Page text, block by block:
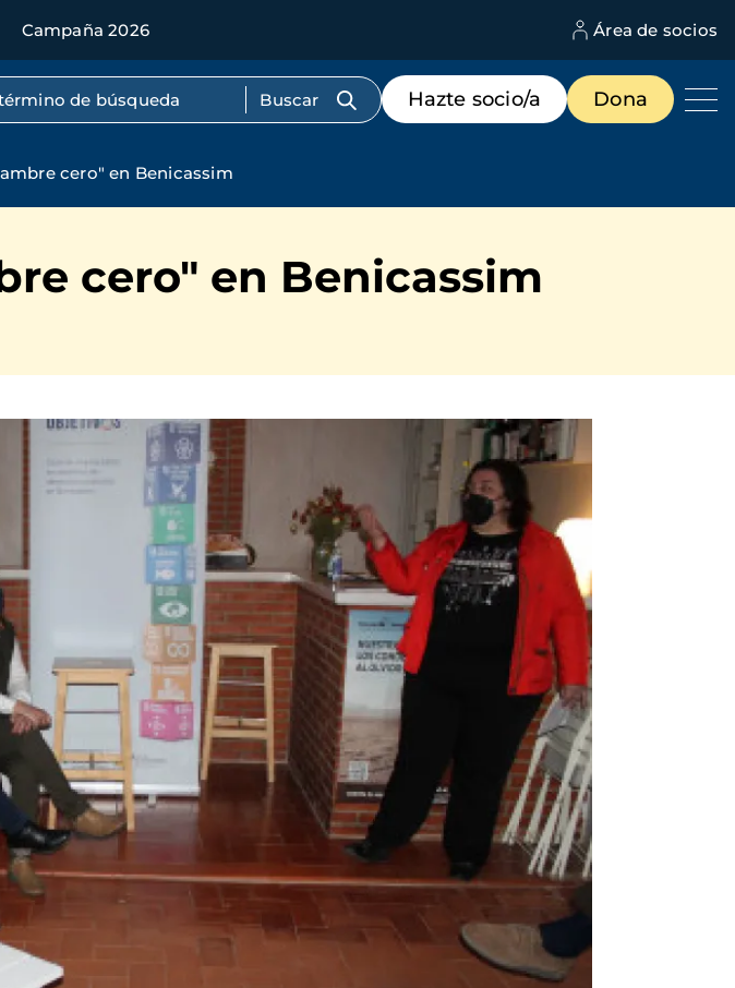
Campaña 2026 Área de socios
por texto completo
Menú
de
destacados
Hazte socio/a Dona
cero" en Benicassim
cero" en Benicassim